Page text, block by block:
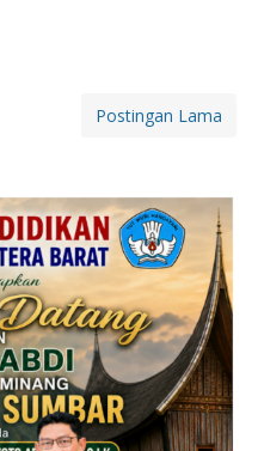
Postingan Lama